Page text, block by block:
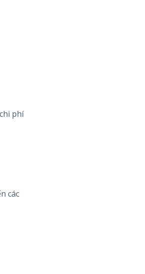
phí
các